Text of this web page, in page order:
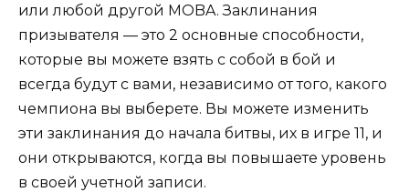
или любой другой MOBA. Заклинания
призывателя — это 2 основные способности,
которые вы можете взять с собой в бой и
всегда будут с вами, независимо от того, какого
чемпиона вы выберете. Вы можете изменить
эти заклинания до начала битвы, их в игре 11, и
они открываются, когда вы повышаете уровень
в своей учетной записи.